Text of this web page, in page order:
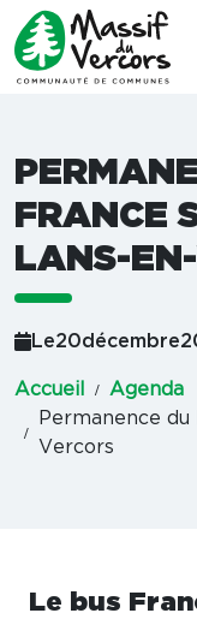
FRANCE
LANS-
Le20décembre
Accueil
Agenda
Permanence
Vercors
Le bus